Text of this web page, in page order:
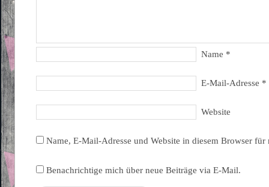
Name *
E-Mail-Adresse *
Website
Name, E-Mail-Adresse und Website in diesem Browser
Benachrichtige mich über neue Beiträge via E-Mail.